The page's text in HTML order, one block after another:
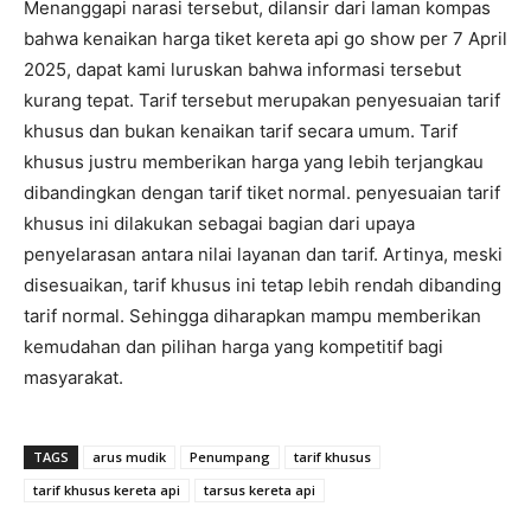
Menanggapi narasi tersebut, dilansir dari laman kompas
bahwa kenaikan harga tiket kereta api go show per 7 April
2025, dapat kami luruskan bahwa informasi tersebut
kurang tepat. Tarif tersebut merupakan penyesuaian tarif
khusus dan bukan kenaikan tarif secara umum. Tarif
khusus justru memberikan harga yang lebih terjangkau
dibandingkan dengan tarif tiket normal. penyesuaian tarif
khusus ini dilakukan sebagai bagian dari upaya
penyelarasan antara nilai layanan dan tarif. Artinya, meski
disesuaikan, tarif khusus ini tetap lebih rendah dibanding
tarif normal. Sehingga diharapkan mampu memberikan
kemudahan dan pilihan harga yang kompetitif bagi
masyarakat.
TAGS arus mudik Penumpang
tarif khusus
tarif khusus kereta api
tarsus kereta api